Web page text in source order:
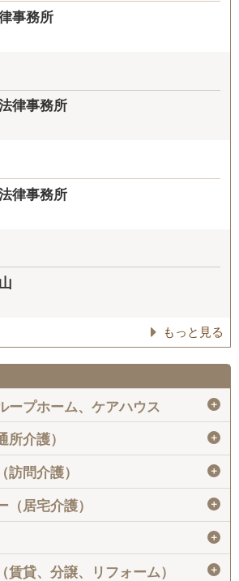
事務所
律事務所
律事務所
もっと見る
ープホーム、ケアハウス ＋
所介護） ＋
訪問介護） ＋
（居宅介護） ＋
＋
賃貸、分譲、リフォーム） ＋